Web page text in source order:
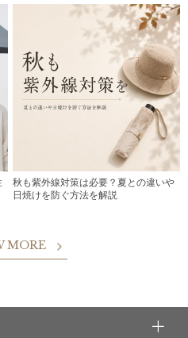
秋も紫外線対策は必要？夏との違いや
日焼けを防ぐ方法を解説
MORE